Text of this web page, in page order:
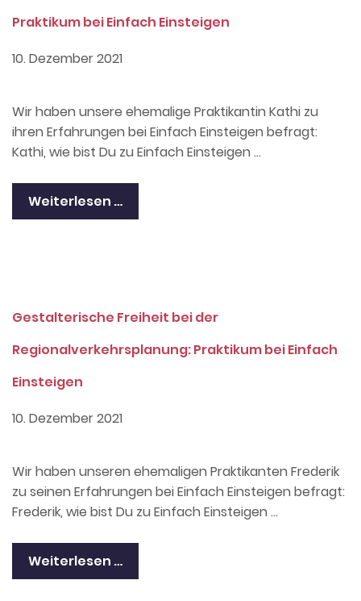
Praktikum bei Einfach Einsteigen
10. Dezember 2021
Wir haben unsere ehemalige Praktikantin Kathi zu
ihren Erfahrungen bei Einfach Einsteigen befragt:
Kathi, wie bist Du zu Einfach Einsteigen …
Weiterlesen …
Gestalterische Freiheit bei der
Regionalverkehrsplanung: Praktikum bei Einfach
Einsteigen
10. Dezember 2021
Wir haben unseren ehemaligen Praktikanten Frederik
zu seinen Erfahrungen bei Einfach Einsteigen befragt:
Frederik, wie bist Du zu Einfach Einsteigen …
Weiterlesen …